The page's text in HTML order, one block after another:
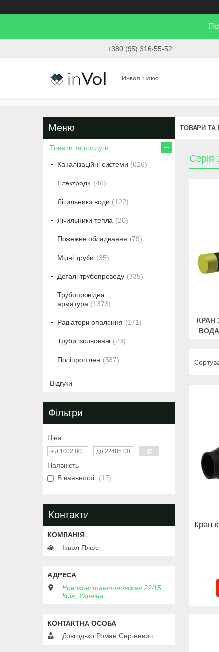
+380 (95) 316-55-52
Инвол Плюс
ТОВАРИ ТА
Серія
КРАН
Кран
Товари та послуги
Каналізаційні системи 626
Електроди 46
Лічильники води 122
Лічильники тепла 20
Пожежне обладнання 79
Мідні труби 35
Деталі трубопроводу 335
Трубопровідна
арматура
1373
Радіатори опалення 171
Труби ізольовані 23
Поліпропілен 537
Відгуки
Фільтри
Ціна
Наявність
В наявності
17
Контакти
Інвол Плюс
Новоконстантиновская 22/15,
Київ, Україна
Довгодько Роман Сергеевич